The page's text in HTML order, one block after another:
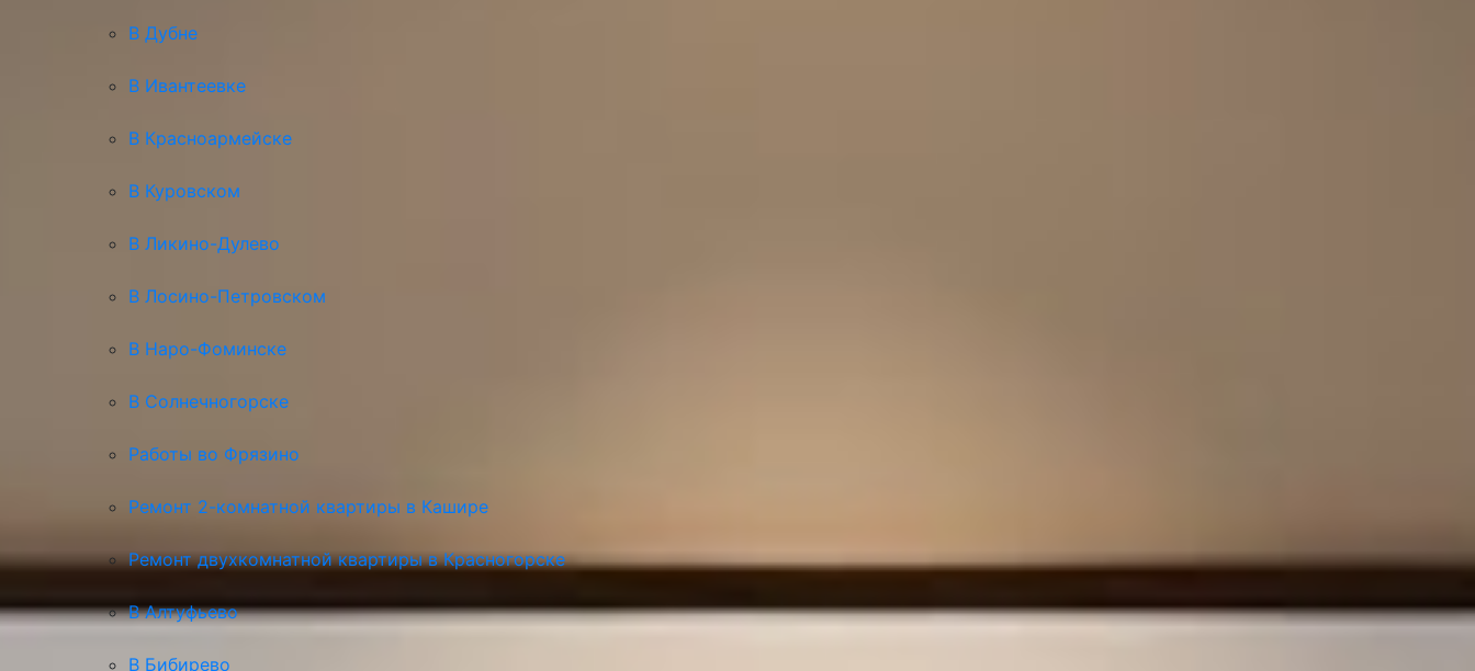
В Дубне
В Ивантеевке
В Красноармейске
В Куровском
В Ликино-Дулево
В Лосино-Петровском
В Наро-Фоминске
В Солнечногорске
Работы во Фрязино
Ремонт 2-комнатной квартиры в Кашире
Ремонт двухкомнатной квартиры в Красногорске
В Алтуфьево
В Бибирево